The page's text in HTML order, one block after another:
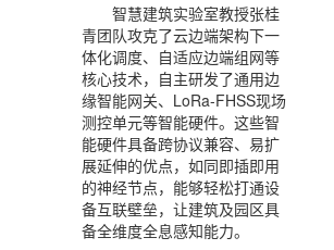
智慧建筑实验室教授张桂
青团队攻克了云边端架构下一
体化调度、自适应边端组网等
核心技术，自主研发了通用边
缘智能网关、LoRa-FHSS现场
测控单元等智能硬件。这些智
能硬件具备跨协议兼容、易扩
展延伸的优点，如同即插即用
的神经节点，能够轻松打通设
备互联壁垒，让建筑及园区具
备全维度全息感知能力。